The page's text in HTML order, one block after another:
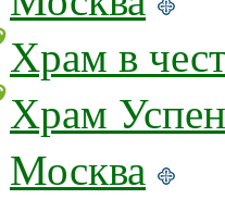
Храм в
Храм
Москва